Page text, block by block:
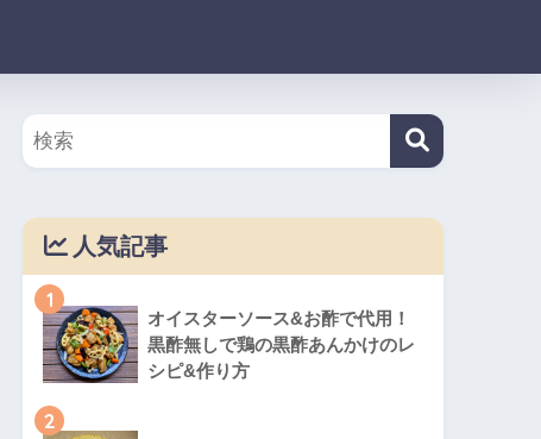
人気記事
1
オイスターソース&お酢で代用！
黒酢無しで鶏の黒酢あんかけのレ
シピ&作り方
2